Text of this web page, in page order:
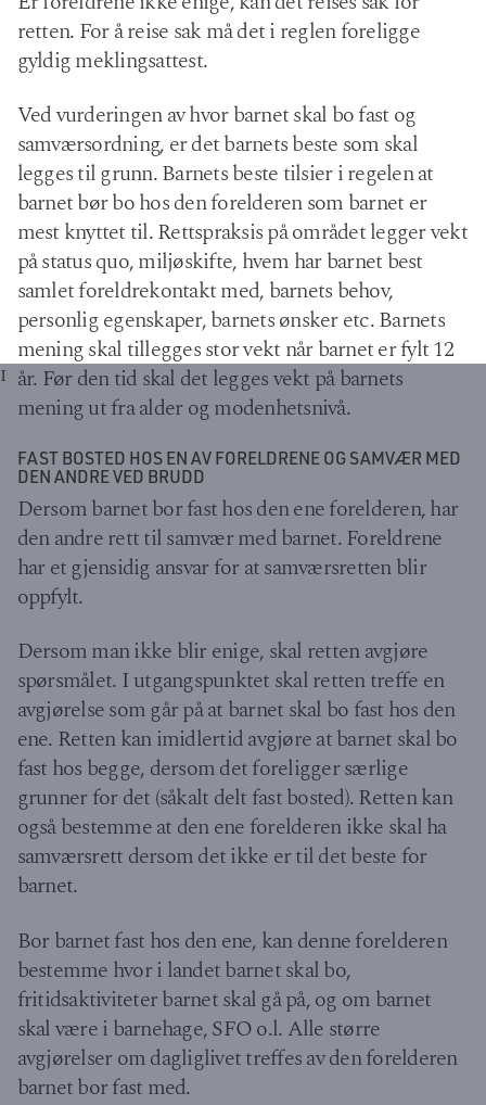
retten. For å reise sak må det i reglen foreligge
gyldig meklingsattest.
Ved vurderingen av hvor barnet skal bo fast og
samværsordning, er det barnets beste som skal
legges til grunn. Barnets beste tilsier i regelen at
barnet bør bo hos den forelderen som barnet er
mest knyttet til. Rettspraksis på området legger vekt
på status quo, miljøskifte, hvem har barnet best
samlet foreldrekontakt med, barnets behov,
personlig egenskaper, barnets ønsker etc. Barnets
mening skal tillegges stor vekt når barnet er fylt 12
år. Før den tid skal det legges vekt på barnets
mening ut fra alder og modenhetsnivå.
FAST BOSTED HOS EN AV FORELDRENE OG SAMVÆR MED
DEN ANDRE VED BRUDD
Dersom barnet bor fast hos den ene forelderen, har
den andre rett til samvær med barnet. Foreldrene
har et gjensidig ansvar for at samværsretten blir
oppfylt.
Dersom man ikke blir enige, skal retten avgjøre
spørsmålet. I utgangspunktet skal retten treffe en
avgjørelse som går på at barnet skal bo fast hos den
ene. Retten kan imidlertid avgjøre at barnet skal bo
fast hos begge, dersom det foreligger særlige
grunner for det (såkalt delt fast bosted). Retten kan
også bestemme at den ene forelderen ikke skal ha
samværsrett dersom det ikke er til det beste for
barnet.
Bor barnet fast hos den ene, kan denne forelderen
bestemme hvor i landet barnet skal bo,
fritidsaktiviteter barnet skal gå på, og om barnet
skal være i barnehage, SFO o.l. Alle større
avgjørelser om dagliglivet treffes av den forelderen
barnet bor fast med.
I